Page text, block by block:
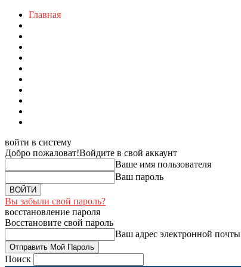
Главная
войти в систему
Добро пожаловат!Войдите в свой аккаунт
Ваше имя пользователя
Ваш пароль
Вы забыли свой пароль?
восстановление пароля
Восстановите свой пароль
Ваш адрес электронной почты
Поиск